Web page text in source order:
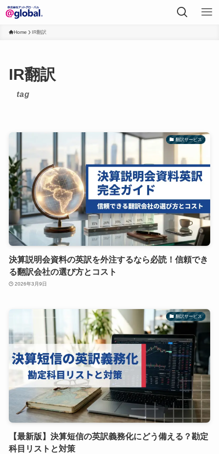
Home IR翻訳
IR翻訳
tag
翻訳サービス
決算説明会資料の英訳を外注するなら必読！信頼でき
る翻訳会社の選び方とコスト
2026年3月9日
翻訳サービス
【最新版】決算短信の英訳義務化にどう備える？勘定
科目リストと対策